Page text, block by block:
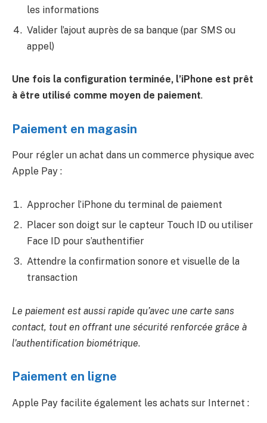
les informations
Valider l’ajout auprès de sa banque (par SMS ou
appel)
Une fois la configuration terminée, l’iPhone est prêt
à être utilisé comme moyen de paiement.
Paiement en magasin
Pour régler un achat dans un commerce physique avec
Apple Pay :
Approcher l’iPhone du terminal de paiement
Placer son doigt sur le capteur Touch ID ou utiliser
Face ID pour s’authentifier
Attendre la confirmation sonore et visuelle de la
transaction
Le paiement est aussi rapide qu’avec une carte sans
contact, tout en offrant une sécurité renforcée grâce à
l’authentification biométrique.
Paiement en ligne
Apple Pay facilite également les achats sur Internet :